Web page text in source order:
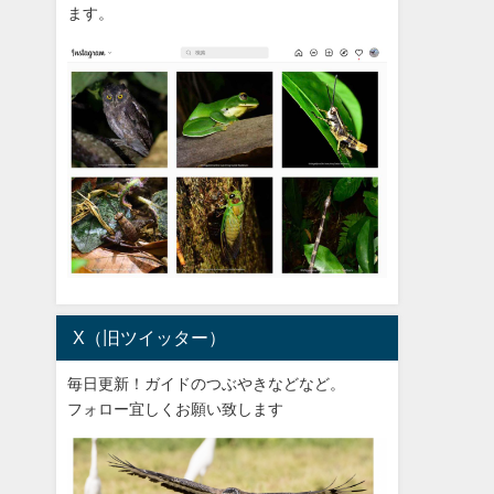
ます。
X（旧ツイッター）
毎日更新！ガイドのつぶやきなどなど。
フォロー宜しくお願い致します